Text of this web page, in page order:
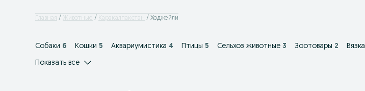
Главная Животные Каракалпакстан Ходжейли
Собаки 6 Кошки 5 Аквариумистика 4 Птицы 5 Сельхоз животные 3 Зоотовары 2 Вязка
Показать все